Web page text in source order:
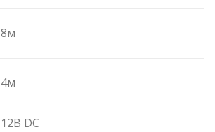
8м
4м
12В DC